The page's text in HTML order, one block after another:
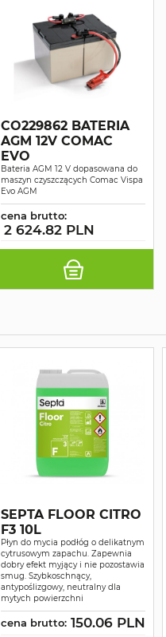
CO229862 BATERIA
AGM 12V COMAC
EVO
Bateria AGM 12 V dopasowana do
maszyn czyszczących Comac Vispa
Evo AGM
cena brutto:
2 624.82 PLN
SEPTA FLOOR CITRO
F3 10L
Płyn do mycia podłóg o delikatnym
cytrusowym zapachu. Zapewnia
dobry efekt myjący i nie pozostawia
smug. Szybkoschnący,
antypoślizgowy, neutralny dla
mytych powierzchni
cena brutto: 150.06 PLN